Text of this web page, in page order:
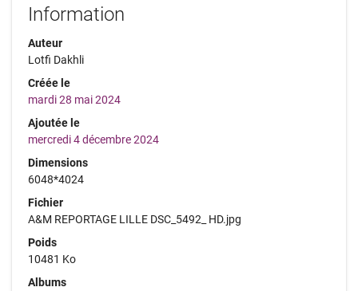
Information
Auteur
Lotfi Dakhli
Créée le
mardi 28 mai 2024
Ajoutée le
mercredi 4 décembre 2024
Dimensions
6048*4024
Fichier
A&M REPORTAGE LILLE DSC_5492_ HD.jpg
Poids
10481 Ko
Albums